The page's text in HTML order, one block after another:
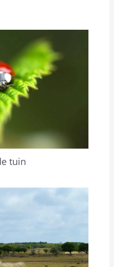
tuin